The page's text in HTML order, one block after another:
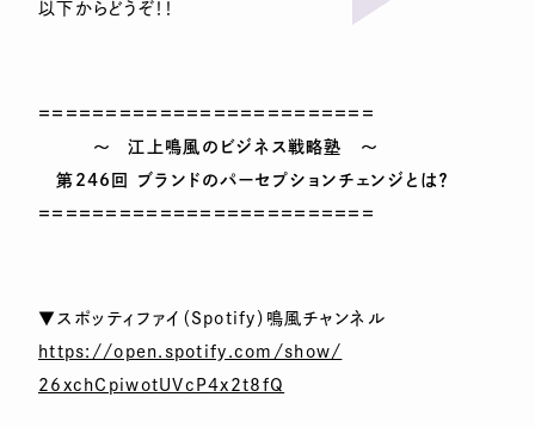
以下からどうぞ！！
＝＝＝＝＝＝＝＝＝＝＝＝＝＝＝＝＝＝＝＝＝＝＝＝＝
～ 江上鳴風のビジネス戦略塾 ～
第246回 ブランドのパーセプションチェンジとは？
＝＝＝＝＝＝＝＝＝＝＝＝＝＝＝＝＝＝＝＝＝＝＝＝＝
▼スポッティファイ（Spotify）鳴風チャンネル
https://open.spotify.com/show/
26xchCpiwotUVcP4x2t8fQ